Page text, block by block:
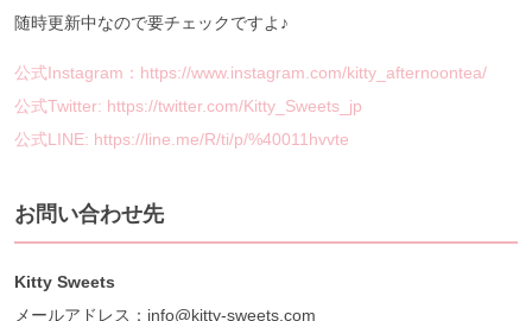
随時更新中なので要チェックですよ♪
公式Instagram：https://www.instagram.com/kitty_afternoontea/
公式Twitter: https://twitter.com/Kitty_Sweets_jp
公式LINE: https://line.me/R/ti/p/%40011hvvte
お問い合わせ先
Kitty Sweets
メールアドレス：info@kitty-sweets.com